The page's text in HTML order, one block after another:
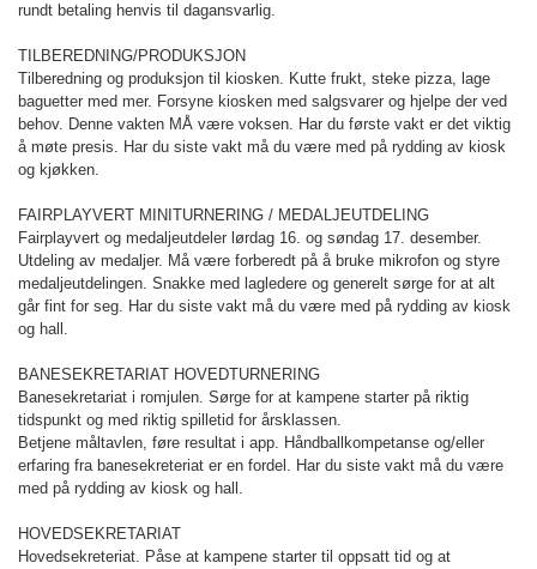
rundt betaling henvis til dagansvarlig.
TILBEREDNING/PRODUKSJON
Tilberedning og produksjon til kiosken. Kutte frukt, steke pizza, lage
baguetter med mer. Forsyne kiosken med salgsvarer og hjelpe der ved
behov. Denne vakten MÅ være voksen. Har du første vakt er det viktig
å møte presis. Har du siste vakt må du være med på rydding av kiosk
og kjøkken.
FAIRPLAYVERT MINITURNERING / MEDALJEUTDELING
Fairplayvert og medaljeutdeler lørdag 16. og søndag 17. desember.
Utdeling av medaljer. Må være forberedt på å bruke mikrofon og styre
medaljeutdelingen. Snakke med lagledere og generelt sørge for at alt
går fint for seg. Har du siste vakt må du være med på rydding av kiosk
og hall.
BANESEKRETARIAT HOVEDTURNERING
Banesekretariat i romjulen. Sørge for at kampene starter på riktig
tidspunkt og med riktig spilletid for årsklassen.
Betjene måltavlen, føre resultat i app. Håndballkompetanse og/eller
erfaring fra banesekreteriat er en fordel. Har du siste vakt må du være
med på rydding av kiosk og hall.
HOVEDSEKRETARIAT
Hovedsekreteriat. Påse at kampene starter til oppsatt tid og at